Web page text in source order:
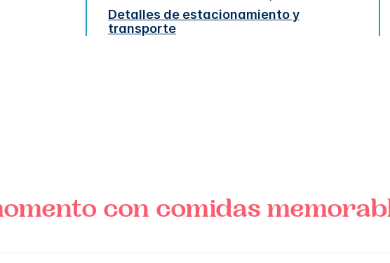
Detalles de estacionamiento y
transporte
con comidas